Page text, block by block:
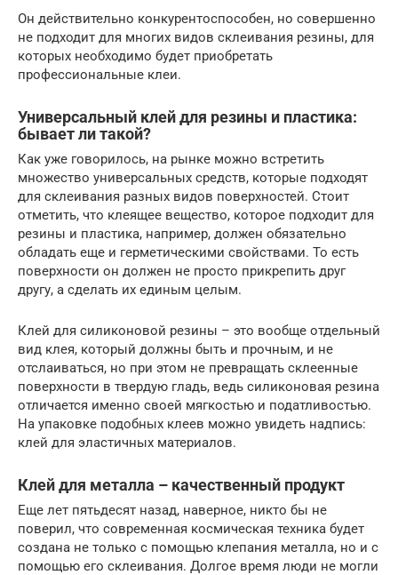
Он действительно конкурентоспособен, но совершенно
не подходит для многих видов склеивания резины, для
которых необходимо будет приобретать
профессиональные клеи.
Универсальный клей для резины и пластика:
бывает ли такой?
Как уже говорилось, на рынке можно встретить
множество универсальных средств, которые подходят
для склеивания разных видов поверхностей. Стоит
отметить, что клеящее вещество, которое подходит для
резины и пластика, например, должен обязательно
обладать еще и герметическими свойствами. То есть
поверхности он должен не просто прикрепить друг
другу, а сделать их единым целым.
Клей для силиконовой резины – это вообще отдельный
вид клея, который должны быть и прочным, и не
отслаиваться, но при этом не превращать склеенные
поверхности в твердую гладь, ведь силиконовая резина
отличается именно своей мягкостью и податливостью.
На упаковке подобных клеев можно увидеть надпись:
клей для эластичных материалов.
Клей для металла – качественный продукт
Еще лет пятьдесят назад, наверное, никто бы не
поверил, что современная космическая техника будет
создана не только с помощью клепания металла, но и с
помощью его склеивания. Долгое время люди не могли